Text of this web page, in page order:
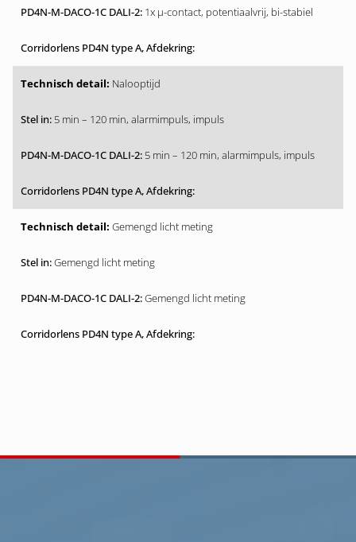
1x µ-contact, potentiaalvrij, bi-stabiel
Nalooptijd
5 min – 120 min, alarmimpuls, impuls
5 min – 120 min, alarmimpuls, impuls
Gemengd licht meting
Gemengd licht meting
Gemengd licht meting